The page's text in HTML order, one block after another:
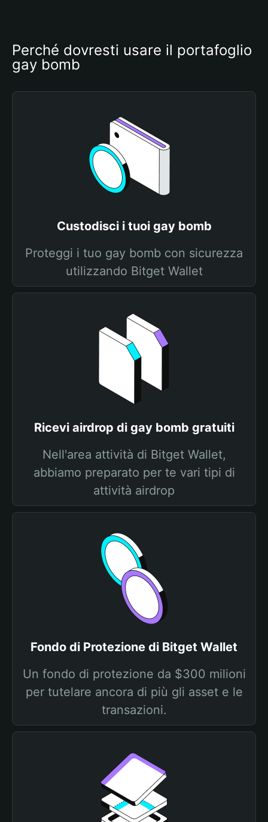
Perché dovresti usare il portafoglio
gay bomb
Custodisci i tuoi gay bomb
Proteggi i tuo gay bomb con sicurezza
utilizzando Bitget Wallet
Ricevi airdrop di gay bomb gratuiti
Nell'area attività di Bitget Wallet,
abbiamo preparato per te vari tipi di
attività airdrop
Fondo di Protezione di Bitget Wallet
Un fondo di protezione da $300 milioni
per tutelare ancora di più gli asset e le
transazioni.